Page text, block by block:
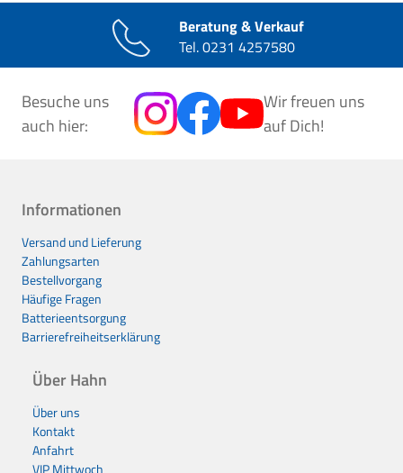
Beratung & Verkauf
Tel.0231 4257580
Besuche uns
auch hier:
Wir freuen uns
auf Dich!
Informationen
Versand und Lieferung
Zahlungsarten
Bestellvorgang
Häufige Fragen
Batterieentsorgung
Barrierefreiheitserklärung
Über Hahn
Über uns
Kontakt
Anfahrt
VIP Mittwoch